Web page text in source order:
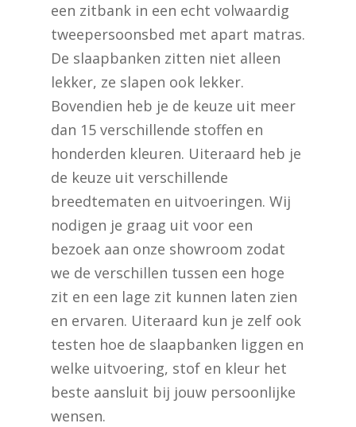
een zitbank in een echt volwaardig
tweepersoonsbed met apart matras.
De slaapbanken zitten niet alleen
lekker, ze slapen ook lekker.
Bovendien heb je de keuze uit meer
dan 15 verschillende stoffen en
honderden kleuren. Uiteraard heb je
de keuze uit verschillende
breedtematen en uitvoeringen. Wij
nodigen je graag uit voor een
bezoek aan onze showroom zodat
we de verschillen tussen een hoge
zit en een lage zit kunnen laten zien
en ervaren. Uiteraard kun je zelf ook
testen hoe de slaapbanken liggen en
welke uitvoering, stof en kleur het
beste aansluit bij jouw persoonlijke
wensen.